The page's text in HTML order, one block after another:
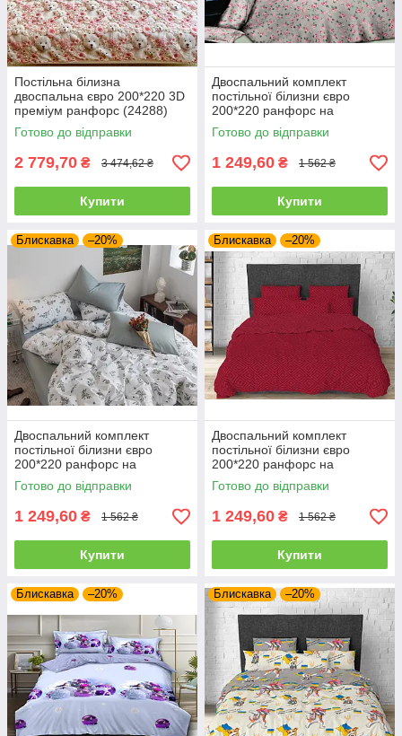
Постільна білизна
двоспальна євро 200*220 3D
преміум ранфорс (24288)
Готово до відправки
2 779,70 ₴ 3 474,62 ₴
Купити
Двоспальний комплект
постільної білизни євро
200*220 ранфорс на
блискавці (24192)
Готово до відправки
1 249,60 ₴ 1 562 ₴
Купити
Блискавка –20%
Двоспальний комплект
постільної білизни євро
200*220 ранфорс на
блискавці (22912)
Готово до відправки
1 249,60 ₴ 1 562 ₴
Купити
Блискавка –20%
Двоспальний комплект
постільної білизни євро
200*220 ранфорс на
блискавці (23057)
Готово до відправки
1 249,60 ₴ 1 562 ₴
Купити
Блискавка –20% Блискавка –20%